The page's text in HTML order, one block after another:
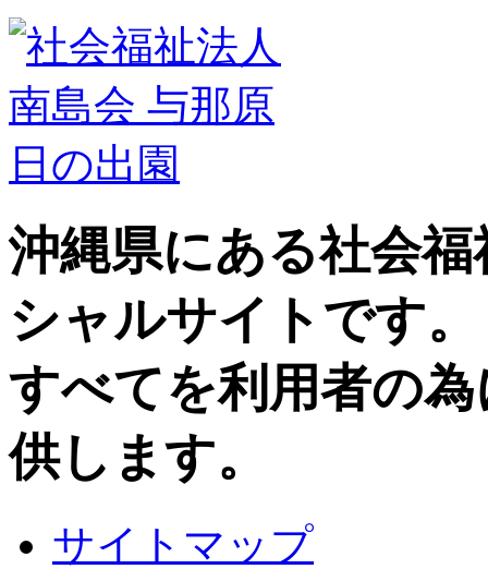
沖縄県にある社会
シャルサイトです。
すべてを利用者の
供します。
サイトマップ